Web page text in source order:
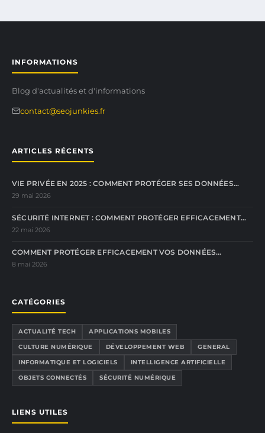
INFORMATIONS
Blog d'actualités et d'informations
contact@seojunkies.fr
ARTICLES RÉCENTS
VIE PRIVÉE EN 2025 : COMMENT PROTÉGER SES DONNÉES…
29 mai 2026
SÉCURITÉ INTERNET : COMMENT PROTÉGER EFFICACEMENT…
22 mai 2026
COMMENT PROTÉGER EFFICACEMENT VOS DONNÉES…
8 mai 2026
CATÉGORIES
ACTUALITÉ TECH
APPLICATIONS MOBILES
CULTURE NUMÉRIQUE
DÉVELOPPEMENT WEB
GENERAL
INFORMATIQUE ET LOGICIELS
INTELLIGENCE ARTIFICIELLE
OBJETS CONNECTÉS
SÉCURITÉ NUMÉRIQUE
LIENS UTILES